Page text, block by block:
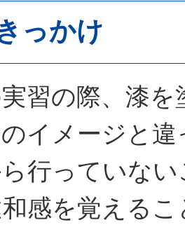
っかけ
習の際、漆
イメージと
行っていな
感を覚える